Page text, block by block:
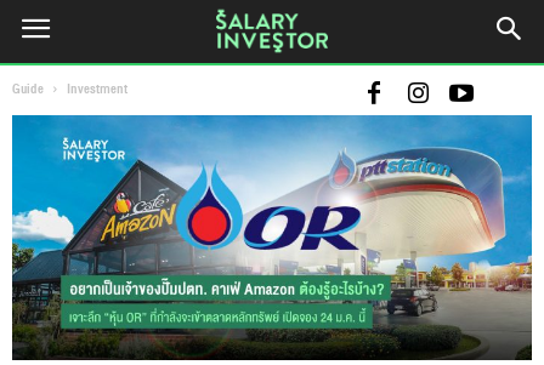
Guide Investment